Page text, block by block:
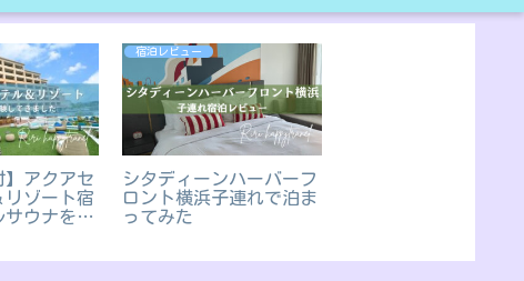
】アクアセ
リゾート宿
サウナを体
宿泊レビュー
シタディーンハーバーフ
ロント横浜子連れで泊ま
ってみた